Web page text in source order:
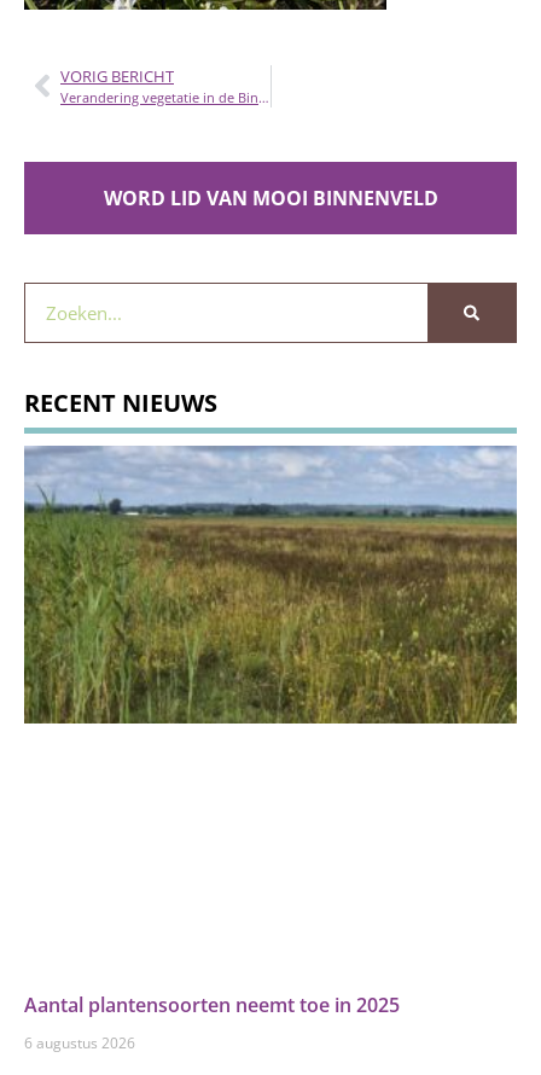
VORIG BERICHT
Verandering vegetatie in de Binnenveldse Hooilanden
WORD LID VAN MOOI BINNENVELD
RECENT NIEUWS
Aantal plantensoorten neemt toe in 2025
6 augustus 2026